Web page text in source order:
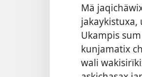
Mä
jakaykistuxa,
Ukampis
kunjamatix
wali